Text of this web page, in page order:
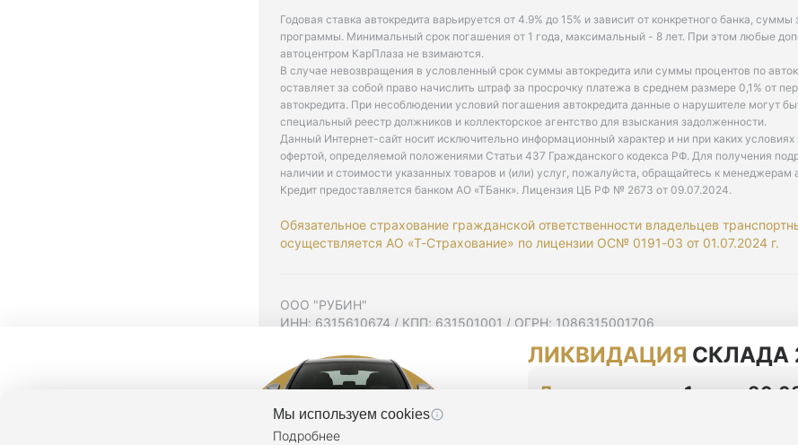
Годовая ставка автокредита варьируется от 4.9% до 15% и зависит от конкретного банка, суммы
программы. Минимальный срок погашения от 1 года, максимальный - 8 лет. При этом любые
автоцентром КарПлаза не взимаются.
В случае невозвращения в условленный срок суммы автокредита или суммы процентов по
оставляет за собой право начислить штраф за просрочку платежа в среднем размере 0,1% от
автокредита. При несоблюдении условий погашения автокредита данные о нарушителе могут
специальный реестр должников и коллекторское агентство для взыскания задолженности.
Данный Интернет-сайт носит исключительно информационный характер и ни при каких условиях
офертой, определяемой положениями Статьи 437 Гражданского кодекса РФ. Для получения
наличии и стоимости указанных товаров и (или) услуг, пожалуйста, обращайтесь к менеджерам
Кредит предоставляется банком АО «ТБанк». Лицензия ЦБ РФ № 2673 от 09.07.2024.
Обязательное страхование гражданской ответственности владельцев
осуществляется АО «Т-Страхование» по лицензии ОС№ 0191-03 от 01.07.2024 г.
ООО "РУБИН"
ИНН: 6315610674 / КПП: 631501001 / ОГРН: 1086315001706
Согласие на рекламную рассылку
Политика конфиденциальности
Мы используем cookies
Подробнее
ЛИКВИДАЦИЯ СКЛАДА
До конца акции 1 день